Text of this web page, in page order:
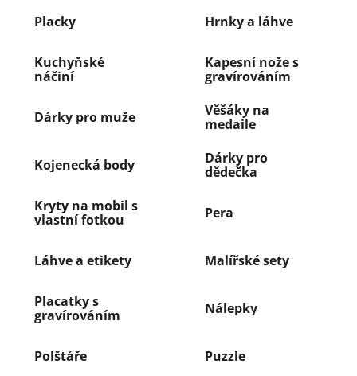
Placky Hrnky a láhve
Kuchyňské
náčiní
Kapesní nože s
gravírováním
Dárky pro muže
Věšáky na
medaile
Kojenecká body
Dárky pro
dědečka
Kryty na mobil s
vlastní fotkou
Pera
Láhve a etikety Malířské sety
Placatky s
gravírováním
Nálepky
Polštáře Puzzle